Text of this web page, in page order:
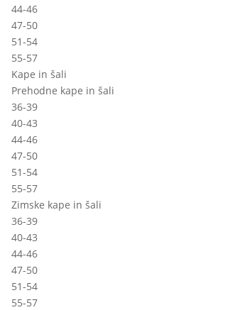
44-46
47-50
51-54
55-57
Kape in šali
Prehodne kape in šali
36-39
40-43
44-46
47-50
51-54
55-57
Zimske kape in šali
36-39
40-43
44-46
47-50
51-54
55-57